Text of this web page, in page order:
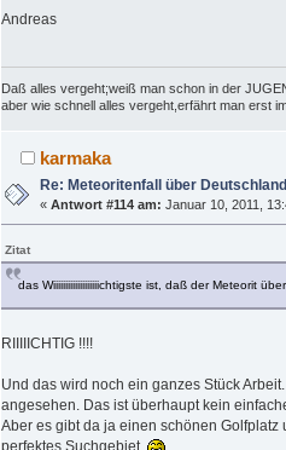
Andreas
Daß alles vergeht;weiß man schon in der
aber wie schnell alles vergeht,erfährt man erst im
karmaka
Re: Meteoritenfall über
«Antwort #114 am: Januar 10, 2011,
Zitat
das Wiiiiiiiiiiiiiiiiiiichtigste ist, daß der Meteorit
RIIIIICHTIG !!!!
Und das wird noch ein ganzes Stück
angesehen. Das ist überhaupt kein
Aber es gibt da ja einen schönen Golfplatz